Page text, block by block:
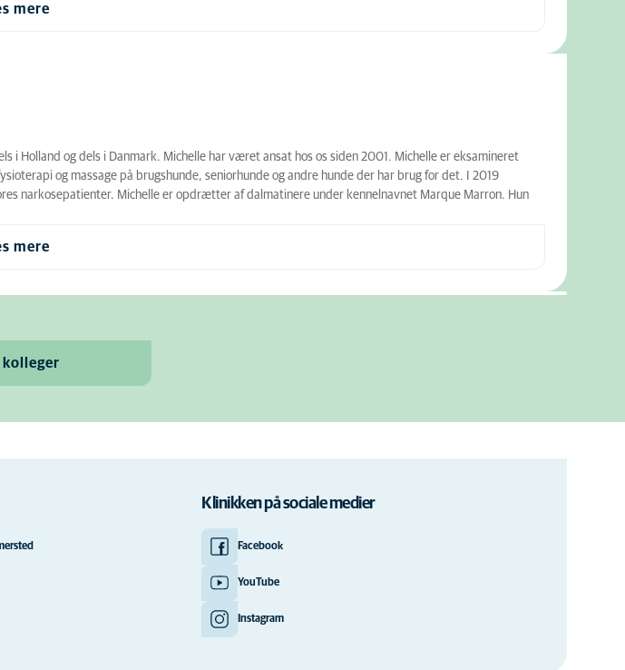
mere
Holland og dels i Danmark. Michelle har været ansat hos os siden 2001. Michelle er eksamineret
og massage på brugshunde, seniorhunde og andre hunde der har brug for det. I 2019
narkosepatienter. Michelle er opdrætter af dalmatinere under kennelnavnet Marque Marron. Hun
mere
Klinikken på sociale medier
Facebook
YouTube
Instagram